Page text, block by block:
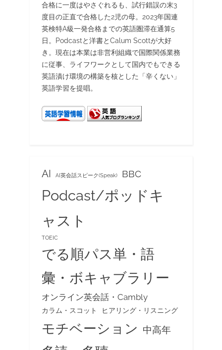
合格に一度はやさぐれるも、試行錯誤の末3
度目の正直で合格した2児の母。2023年国連
英検特A級一発合格までの英語圏滞在通算5
日。Podcastと洋書とCalum Scottが大好
き。現在は本業は非営利組織で国際関係業務
に従事、ライフワークとして国内でもできる
英語漬け環境の構築を核とした「辛くない」
英語学習を提唱。
AI AI英会話スピーク(Speak) BBC
Podcast/ポッドキ
ャスト
TOEIC
でる順パス単・語
彙・ボキャブラリー
オンライン英会話・Cambly
カラム・スコット ヒアリング・リスニング
モチベーション 中高年